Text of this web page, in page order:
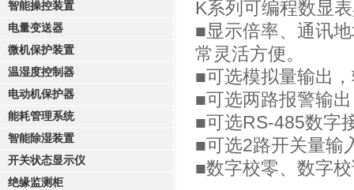
智能操控装置
电量变送器
微机保护装置
温湿度控制器
电动机保护器
能耗管理系统
智能除湿装置
开关状态显示仪
绝缘监测柜
K系列可编程数显
■显示倍率、通讯
常灵活方便。
■可选模拟量输出
■可选两路报警输
■可选RS-485数字
■可选2路开关量输
■数字校零、数字